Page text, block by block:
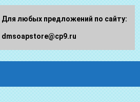
Для любых предложений по сайту:
dmsoapstore@cp9.ru